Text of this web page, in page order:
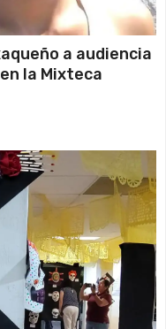
a audiencia
la Mixteca